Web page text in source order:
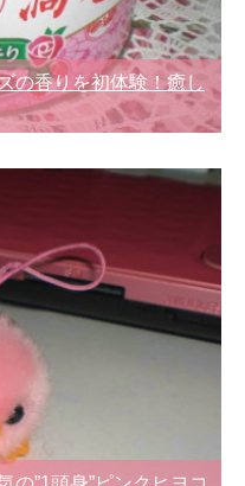
の香りを初体験！癒し